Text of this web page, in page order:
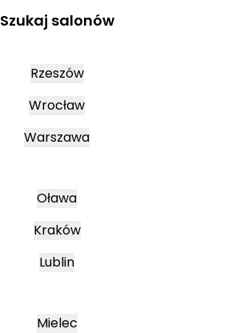
Szukaj salonów
Rzeszów
Wrocław
Warszawa
Oława
Kraków
Lublin
Mielec